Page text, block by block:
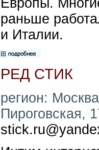
раньше
и Италии.
РЕД СТИК
регион:
Пироговская,